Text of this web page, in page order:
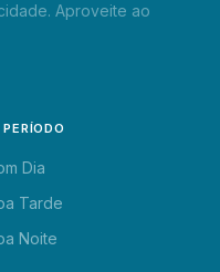
Aproveite ao
PERÍODO
Dia
Tarde
Noite